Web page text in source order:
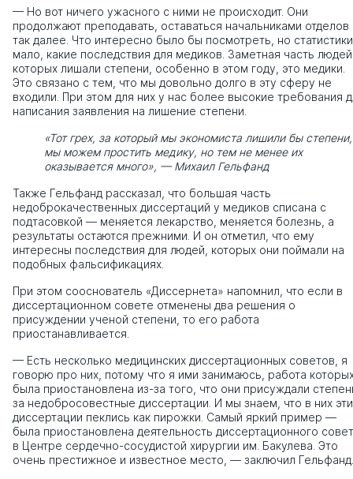
— Но вот ничего ужасного с ними не происходит. Они
продолжают преподавать, оставаться начальниками отделов
так далее. Что интересно было бы посмотреть, но статистики
мало, какие последствия для медиков. Заметная часть
которых лишали степени, особенно в этом году, это медики.
Это связано с тем, что мы довольно долго в эту сферу не
входили. При этом для них у нас более высокие требования
написания заявления на лишение степени.
«Тот грех, за который мы экономиста лишили бы степени,
мы можем простить медику, но тем не менее их
оказывается много», — Михаил Гельфанд
Также Гельфанд рассказал, что большая часть
недоброкачественных диссертаций у медиков списана с
подтасовкой — меняется лекарство, меняется болезнь, а
результаты остаются прежними. И он отметил, что ему
интересны последствия для людей, которых они поймали на
подобных фальсификациях.
При этом сооснователь «Диссернета» напомнил, что если в
диссертационном совете отменены два решения о
присуждении ученой степени, то его работа
приостанавливается.
— Есть несколько медицинских диссертационных советов, я
говорю про них, потому что я ими занимаюсь, работа
была приостановлена из-за того, что они присуждали
за недобросовестные диссертации. И мы знаем, что в них эти
диссертации пеклись как пирожки. Самый яркий пример —
была приостановлена деятельность диссертационного
в Центре сердечно-сосудистой хирургии им. Бакулева. Это
очень престижное и известное место, — заключил Гельфанд.